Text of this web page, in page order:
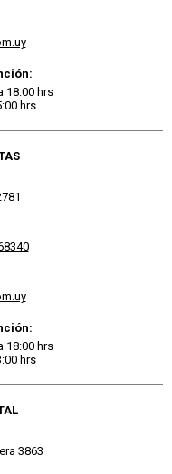
18:00 hrs
hrs
18:00 hrs
hrs
3863